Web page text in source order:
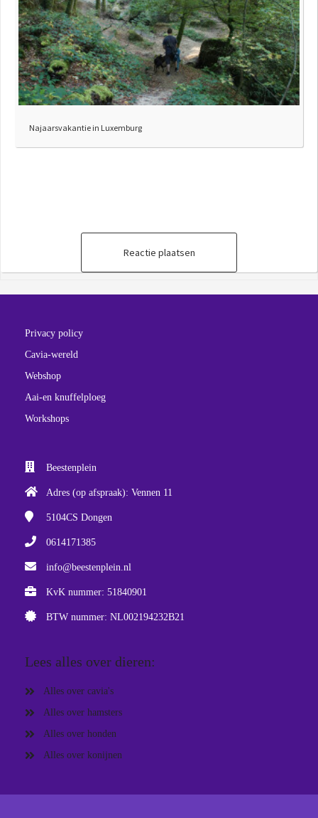
Najaarsvakantie in Luxemburg
Reactie plaatsen
Privacy policy
Cavia-wereld
Webshop
Aai-en knuffelploeg
Workshops
Beestenplein
Adres (op afspraak): Vennen 11
5104CS Dongen
0614171385
info@beestenplein.nl
KvK nummer: 51840901
BTW nummer: NL002194232B21
Lees alles over dieren:
Alles over cavia's
Alles over hamsters
Alles over honden
Alles over konijnen